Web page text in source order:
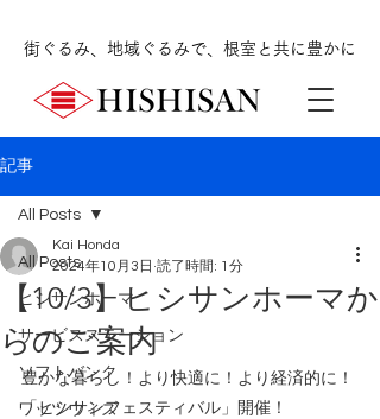
街ぐるみ、地域ぐるみで、根室と共に豊かに
記事
All Posts
ヒシサンホーマ
サービスステーション
ソフトバンク
ワッツウィズ
All Posts
【10/3】ヒシサンホーマか
らのご案内
Kai Honda
2024年10月3日 読了時間: 1分
豊かな暮らし！より快適に！より経済的に！
「ヒシサンフェスティバル」開催！